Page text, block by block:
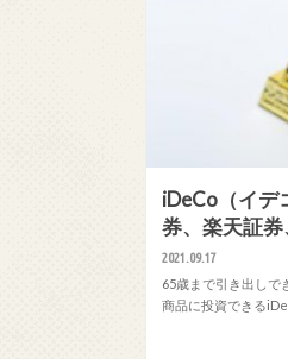
iDeCo（イデ
券、楽天証
2021.09.17
65歳まで引き出しで
商品に投資できる